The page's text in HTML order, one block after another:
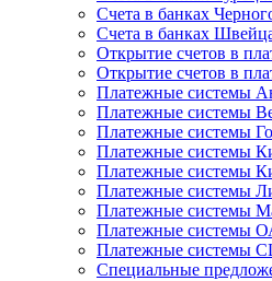
Счета в банках
Счета в банках
Открытие счетов в
Открытие счетов в
Платежные системы
Платежные системы
Платежные системы
Платежные системы
Платежные системы
Платежные системы
Платежные системы
Платежные системы
Платежные системы
Специальные